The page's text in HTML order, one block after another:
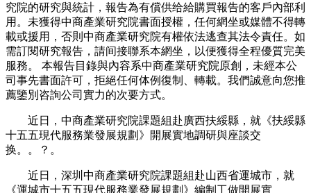
究院的研究與統計，報告為有償供给給購買報告的客戶內部利
用。未獲得中商產業研究院書面授權，任何網坐或媒體不得轉
載或援用，否則中商產業研究院有權依法逃查其法令責任。如
需訂閱研究報告，請间接聯系本網坐，以便獲得全程優質完美
服務。 本報告目錄與內容系中商產業研究院原創，未經本公
司事先書面許可，拒絕任何体例復制、轉載。我們誠意向您推
薦鑒別咨詢公司實力的次要方式。
近日，中商產業研究院課題組赴廣西扶綏縣，就《扶綏縣
十五五現代服務業發展規劃》開展實地調研與座談交
换。。？。
近日，深圳中商產業研究院課題組赴山西省運城市，就
《運城市十五五現代服務業發展規劃》編制工做開展實